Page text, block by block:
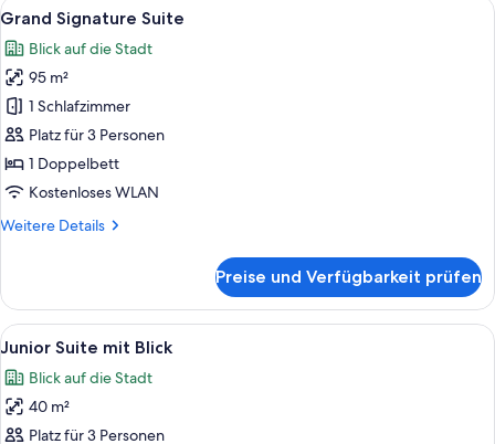
Alle
Fotos
für
Grand
Signature
Suite
anzeigen
10
Grand Signature Suite
Blick auf die Stadt
95 m²
1 Schlafzimmer
Platz für 3 Personen
1 Doppelbett
Kostenloses WLAN
Weitere Details
Weitere
Signature
Suite
Preise und Verfügbarkeit prüfen
Alle
Fotos
für
Junior
Suite
Ein luxuriöses Schlafzimmer mit
7
Junior Suite mit Blick
Blick auf die Stadt
40 m²
Platz für 3 Personen